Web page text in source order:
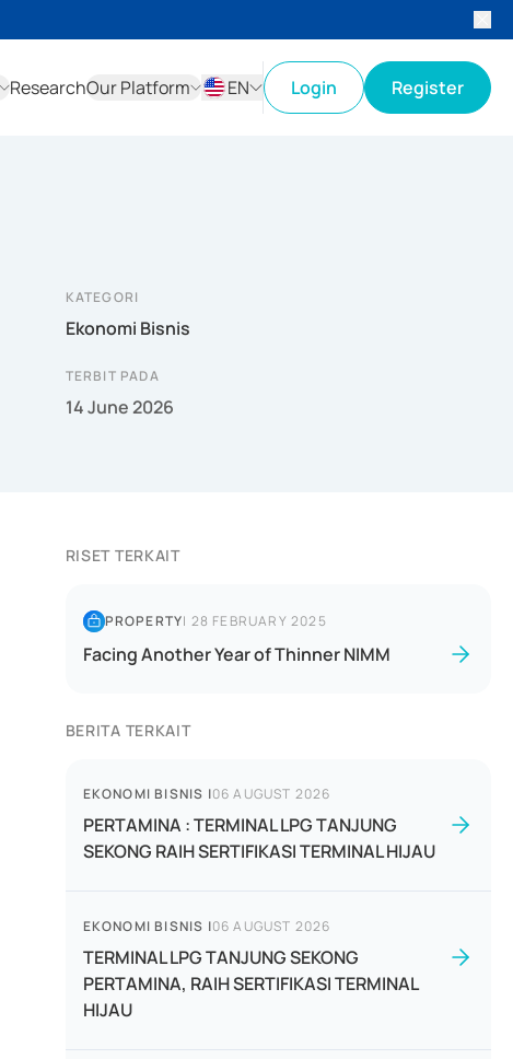
ResearchOur Platform
EN
Login Register
KATEGORI
Ekonomi Bisnis
TERBIT PADA
14 June 2026
RISET TERKAIT
PROPERTY| 28 FEBRUARY 2025
Facing Another Year of Thinner NIMM
BERITA TERKAIT
EKONOMI BISNIS |06 AUGUST 2026
PERTAMINA : TERMINAL LPG TANJUNG
SEKONG RAIH SERTIFIKASI TERMINAL HIJAU
EKONOMI BISNIS |06 AUGUST 2026
TERMINAL LPG TANJUNG SEKONG
PERTAMINA, RAIH SERTIFIKASI TERMINAL
HIJAU